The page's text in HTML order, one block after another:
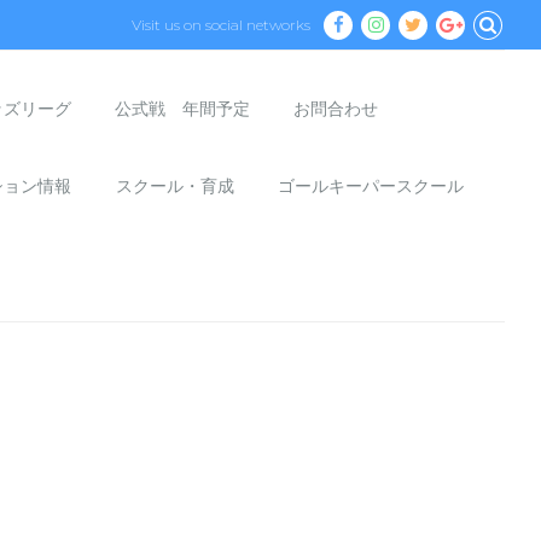
Visit us on social networks
リーグ 公式戦 年間予定 お問合わせ
ン情報 スクール・育成 ゴールキーパースクール